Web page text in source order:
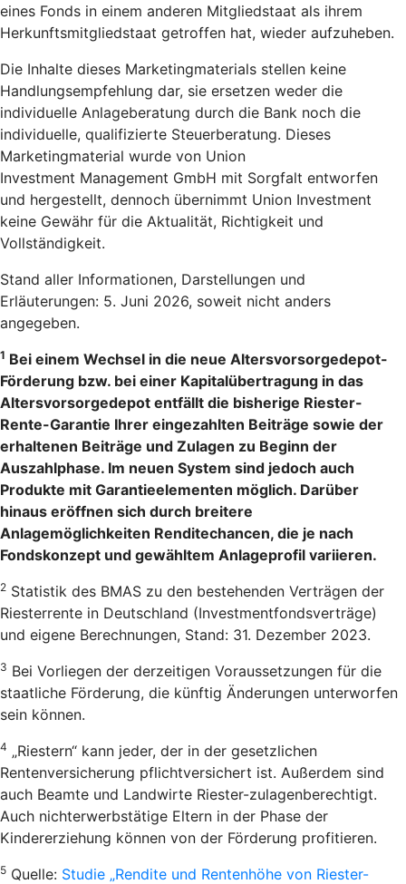
eines Fonds in einem anderen Mitgliedstaat als ihrem
Herkunftsmitgliedstaat getroffen hat, wieder aufzuheben.
Die Inhalte dieses Marketingmaterials stellen keine
Handlungsempfehlung dar, sie ersetzen weder die
individuelle Anlageberatung durch die Bank noch die
individuelle, qualifizierte Steuerberatung. Dieses
Marketingmaterial wurde von Union
Investment Management GmbH mit Sorgfalt entworfen
und hergestellt, dennoch übernimmt Union Investment
keine Gewähr für die Aktualität, Richtigkeit und
Vollständigkeit.
Stand aller Informationen, Darstellungen und
Erläuterungen: 5. Juni 2026, soweit nicht anders
angegeben.
1 Bei einem Wechsel in die neue Altersvorsorgedepot-
Förderung bzw. bei einer Kapitalübertragung in das
Altersvorsorgedepot entfällt die bisherige Riester-
Rente-Garantie Ihrer eingezahlten Beiträge sowie der
erhaltenen Beiträge und Zulagen zu Beginn der
Auszahlphase. Im neuen System sind jedoch auch
Produkte mit Garantieelementen möglich. Darüber
hinaus eröffnen sich durch breitere
Anlagemöglichkeiten Renditechancen, die je nach
Fondskonzept und gewähltem Anlageprofil variieren.
2 Statistik des BMAS zu den bestehenden Verträgen der
Riesterrente in Deutschland (Investmentfondsverträge)
und eigene Berechnungen, Stand: 31. Dezember 2023.
3 Bei Vorliegen der derzeitigen Voraussetzungen für die
staatliche Förderung, die künftig Änderungen unterworfen
sein können.
4 „Riestern“ kann jeder, der in der gesetzlichen
Rentenversicherung pflichtversichert ist. Außerdem sind
auch Beamte und Landwirte Riester-zulagenberechtigt.
Auch nichterwerbstätige Eltern in der Phase der
Kindererziehung können von der Förderung profitieren.
5 Quelle: Studie „Rendite und Rentenhöhe von Riester-